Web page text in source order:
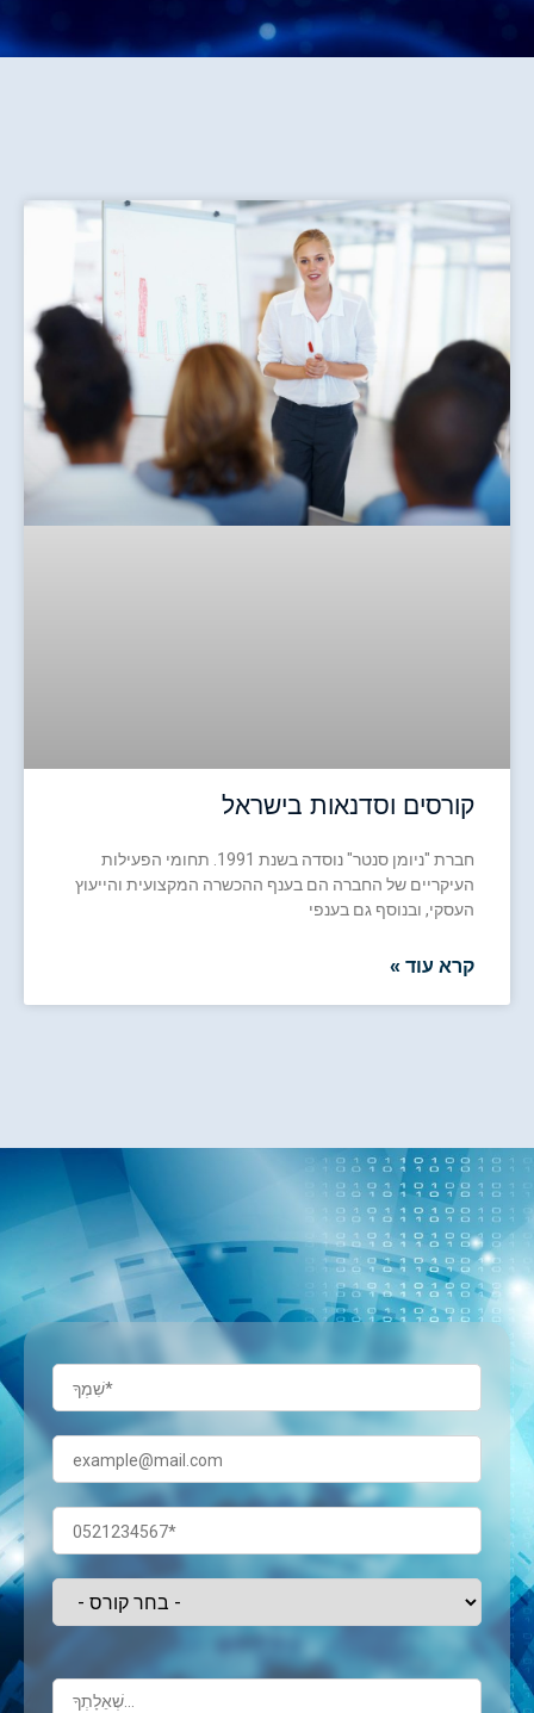
קורסים וסדנאות בישראל
חברת "ניומן סנטר" נוסדה בשנת 1991. תחומי הפעילות
העיקריים של החברה הם בענף ההכשרה המקצועית והייעוץ
העסקי, ובנוסף גם בענפי
קרא עוד »